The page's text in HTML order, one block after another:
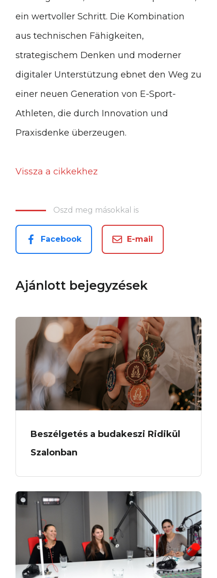
ein wertvoller Schritt. Die Kombination
aus technischen Fähigkeiten,
strategischem Denken und moderner
digitaler Unterstützung ebnet den Weg zu
einer neuen Generation von E-Sport-
Athleten, die durch Innovation und
Praxisdenke überzeugen.
Vissza a cikkekhez
Oszd meg másokkal is
Facebook E-mail
Ajánlott bejegyzések
Beszélgetés a budakeszi Ridikül
Szalonban